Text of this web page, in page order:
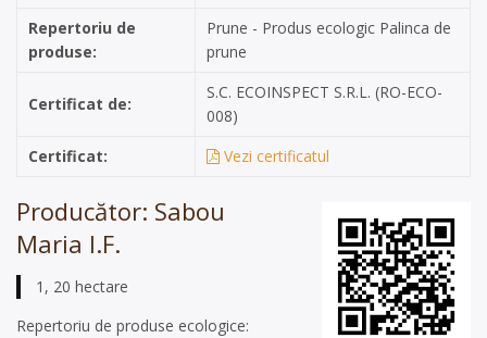
Repertoriu de
produse:
Prune - Produs ecologic Palinca de
prune
Certificat de:
S.C. ECOINSPECT S.R.L. (RO-ECO-
008)
Certificat:
Vezi certificatul
Producător: Sabou
Maria I.F.
1, 20 hectare
Repertoriu de produse ecologice: